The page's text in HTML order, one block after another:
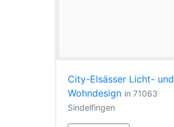
City-Elsässer Licht- und
Wohndesign in 71063
Sindelfingen